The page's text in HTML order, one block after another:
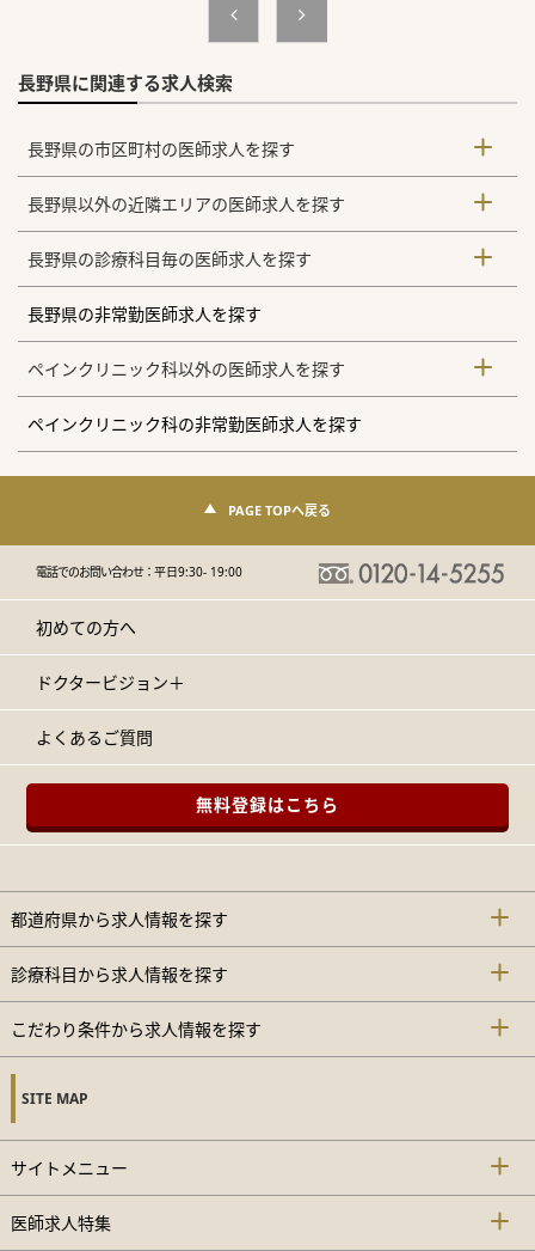
長野県に関連する求人検索
長野県の市区町村の医師求人を探す
長野県以外の近隣エリアの医師求人を探す
長野県の診療科目毎の医師求人を探す
長野県の非常勤医師求人を探す
ペインクリニック科以外の医師求人を探す
ペインクリニック科の非常勤医師求人を探す
PAGE TOPへ戻る
電話でのお問い合わせ：平日9:30- 19:00
初めての方へ
ドクタービジョン＋
よくあるご質問
無料登録はこちら
都道府県から求人情報を探す
診療科目から求人情報を探す
こだわり条件から求人情報を探す
SITE MAP
サイトメニュー
医師求人特集